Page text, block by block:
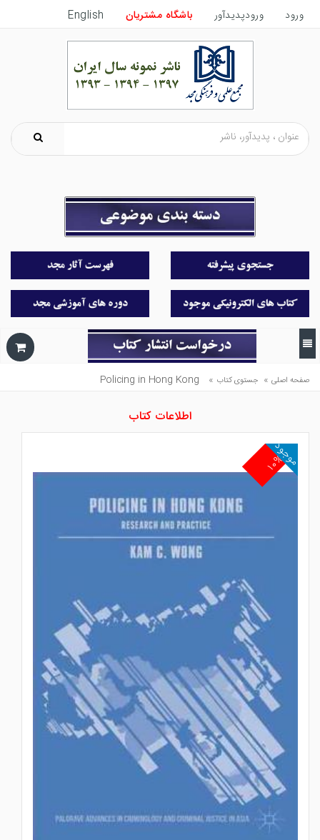
ورود ورودپدیدآور باشگاه مشتریان English
صفحه اصلی » جستوی کتاب »
Policing in Hong Kong
اطلاعات کتاب
۱۰%
موجود